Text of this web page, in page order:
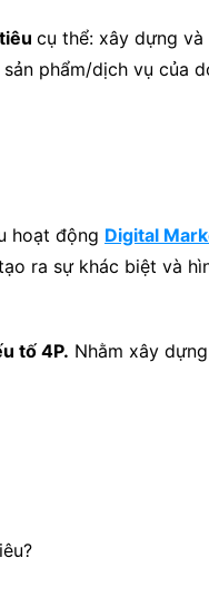
cụ thể: xây dựng và
phẩm/dịch vụ của
hoạt động Digital
ra sự khác biệt và
tố 4P. Nhằm xây